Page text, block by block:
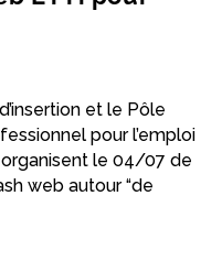
et le Pôle
pour l’emploi
le 04/07 de
web autour “de